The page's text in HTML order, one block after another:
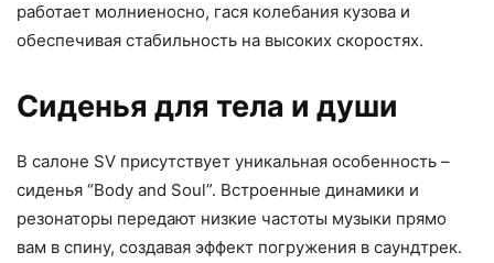
работает молниеносно, гася колебания кузова и
обеспечивая стабильность на высоких скоростях.
Сиденья для тела и души
В салоне SV присутствует уникальная особенность –
сиденья “Body and Soul”. Встроенные динамики и
резонаторы передают низкие частоты музыки прямо
вам в спину, создавая эффект погружения в саундтрек.